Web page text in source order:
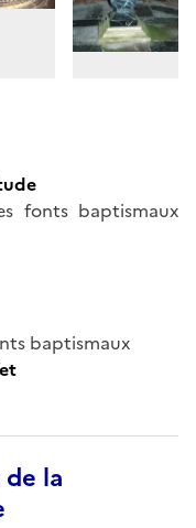
fonts baptismaux
baptismaux
la